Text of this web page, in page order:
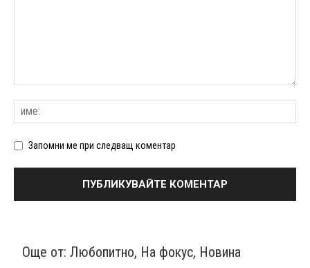
Запомни ме при следващ коментар
Още от: Любопитно, На фокус, Новина